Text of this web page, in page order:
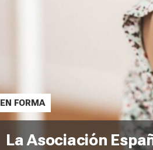
EN FORMA
La Asociación